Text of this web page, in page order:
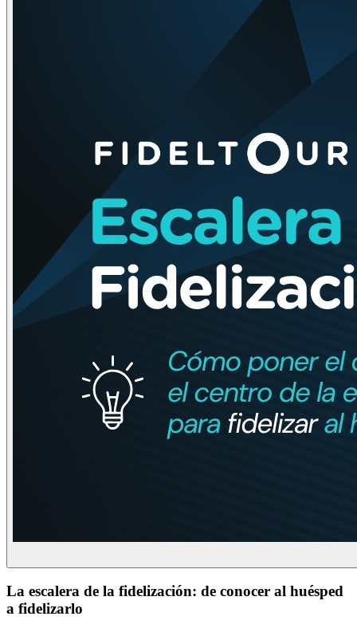
La escalera de la fidelización: de conocer al huésped
a fidelizarlo